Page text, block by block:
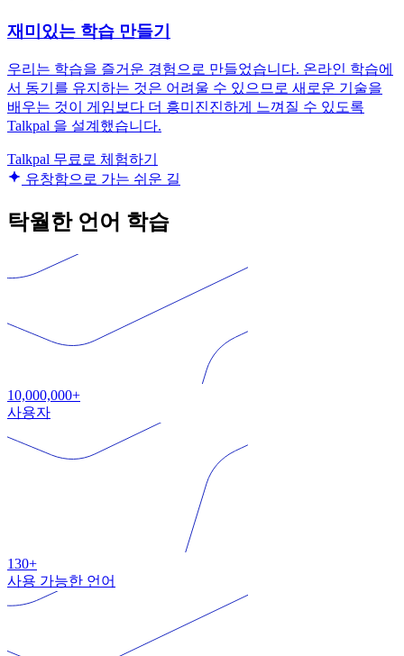
재미있는 학습 만들기
우리는 학습을 즐거운 경험으로 만들었습니다. 온라인 학습에
서 동기를 유지하는 것은 어려울 수 있으므로 새로운 기술을
배우는 것이 게임보다 더 흥미진진하게 느껴질 수 있도록
Talkpal 을 설계했습니다.
Talkpal 무료로 체험하기
유창함으로 가는 쉬운 길
탁월한 언어 학습
10,000,000+
사용자
130+
사용 가능한 언어